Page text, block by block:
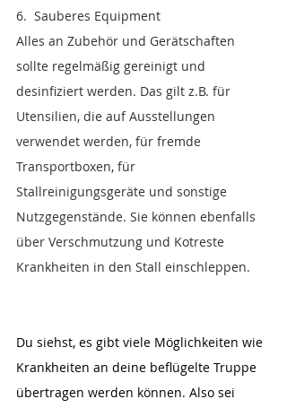
6.  Sauberes Equipment
Alles an Zubehör und Gerätschaften
sollte regelmäßig gereinigt und
desinfiziert werden. Das gilt z.B. für
Utensilien, die auf Ausstellungen
verwendet werden, für fremde
Transportboxen, für
Stallreinigungsgeräte und sonstige
Nutzgegenstände. Sie können ebenfalls
über Verschmutzung und Kotreste
Krankheiten in den Stall einschleppen.
Du siehst, es gibt viele Möglichkeiten wie
Krankheiten an deine beflügelte Truppe
übertragen werden können. Also sei